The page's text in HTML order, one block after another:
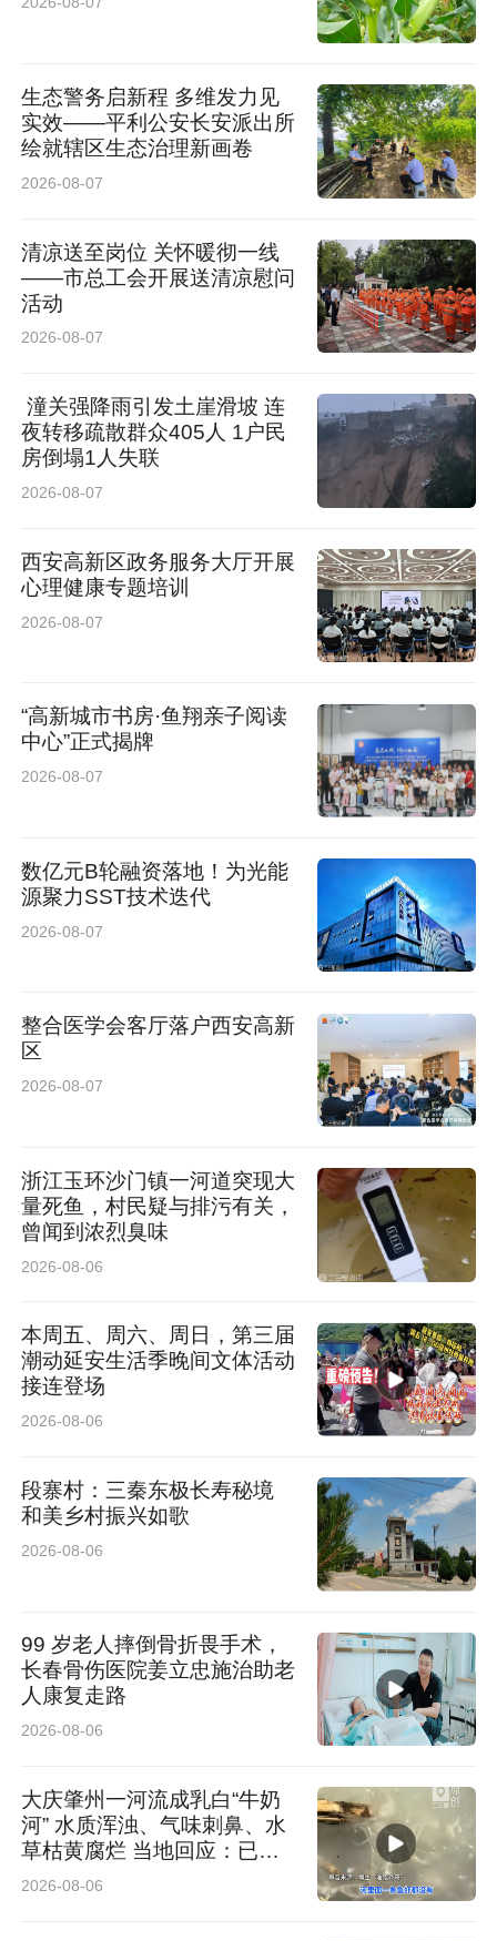
生态警务启新程 多维发力见
实效——平利公安长安派出所
绘就辖区生态治理新画卷
2026-08-07
清凉送至岗位 关怀暖彻一线
——市总工会开展送清凉慰问
活动
2026-08-07
潼关强降雨引发土崖滑坡 连
夜转移疏散群众405人 1户民
房倒塌1人失联
2026-08-07
西安高新区政务服务大厅开展
心理健康专题培训
2026-08-07
“高新城市书房·鱼翔亲子阅读
中心”正式揭牌
2026-08-07
数亿元B轮融资落地！为光能
源聚力SST技术迭代
2026-08-07
整合医学会客厅落户西安高新
区
2026-08-07
浙江玉环沙门镇一河道突现大
量死鱼，村民疑与排污有关，
曾闻到浓烈臭味
2026-08-06
本周五、周六、周日，第三届
潮动延安生活季晚间文体活动
接连登场
2026-08-06
段寨村：三秦东极长寿秘境
和美乡村振兴如歌
2026-08-06
99 岁老人摔倒骨折畏手术，
长春骨伤医院姜立忠施治助老
人康复走路
2026-08-06
大庆肇州一河流成乳白“牛奶
河” 水质浑浊、气味刺鼻、水
草枯黄腐烂 当地回应：已介
入排查
2026-08-06